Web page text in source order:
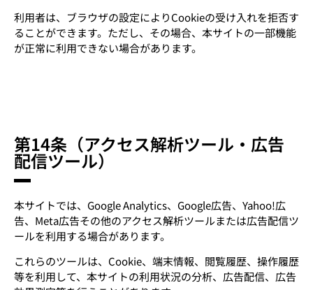
利用者は、ブラウザの設定によりCookieの受け入れを拒否す
ることができます。ただし、その場合、本サイトの一部機能
が正常に利用できない場合があります。
第14条（アクセス解析ツール・広告
配信ツール）
本サイトでは、Google Analytics、Google広告、Yahoo!広
告、Meta広告その他のアクセス解析ツールまたは広告配信ツ
ールを利用する場合があります。
これらのツールは、Cookie、端末情報、閲覧履歴、操作履歴
等を利用して、本サイトの利用状況の分析、広告配信、広告